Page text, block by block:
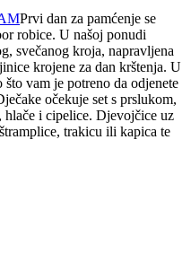
Prvi dan za pamćenje se
robice. U našoj ponudi
svečanog kroja, napravljena
krojene za dan krštenja. U
vam je potreno da odjenete
očekuje set s prslukom,
i cipelice. Djevojčice uz
trakicu ili kapica te